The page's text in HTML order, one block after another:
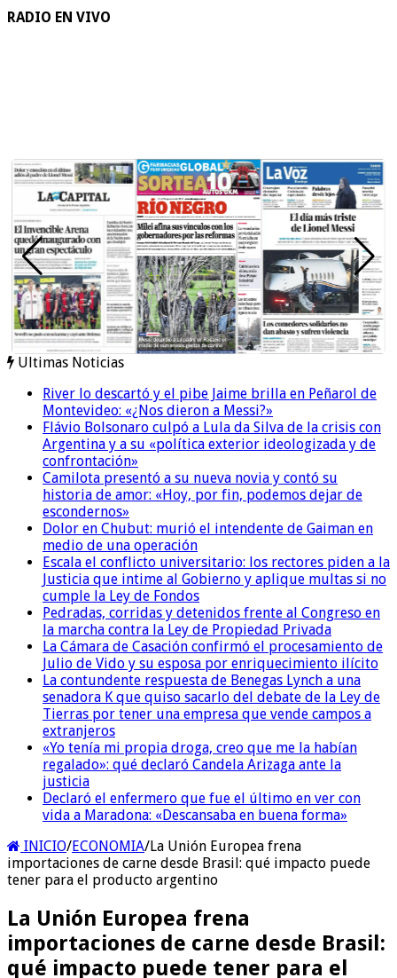
RADIO EN VIVO
Ultimas Noticias
River lo descartó y el pibe Jaime brilla en Peñarol de
Montevideo: «¿Nos dieron a Messi?»
Flávio Bolsonaro culpó a Lula da Silva de la crisis con
Argentina y a su «política exterior ideologizada y de
confrontación»
Camilota presentó a su nueva novia y contó su
historia de amor: «Hoy, por fin, podemos dejar de
escondernos»
Dolor en Chubut: murió el intendente de Gaiman en
medio de una operación
Escala el conflicto universitario: los rectores piden a la
Justicia que intime al Gobierno y aplique multas si no
cumple la Ley de Fondos
Pedradas, corridas y detenidos frente al Congreso en
la marcha contra la Ley de Propiedad Privada
La Cámara de Casación confirmó el procesamiento de
Julio de Vido y su esposa por enriquecimiento ilícito
La contundente respuesta de Benegas Lynch a una
senadora K que quiso sacarlo del debate de la Ley de
Tierras por tener una empresa que vende campos a
extranjeros
«Yo tenía mi propia droga, creo que me la habían
regalado»: qué declaró Candela Arizaga ante la
justicia
Declaró el enfermero que fue el último en ver con
vida a Maradona: «Descansaba en buena forma»
INICIO/ECONOMIA/La Unión Europea frena
importaciones de carne desde Brasil: qué impacto puede
tener para el producto argentino
La Unión Europea frena
importaciones de carne desde Brasil:
qué impacto puede tener para el